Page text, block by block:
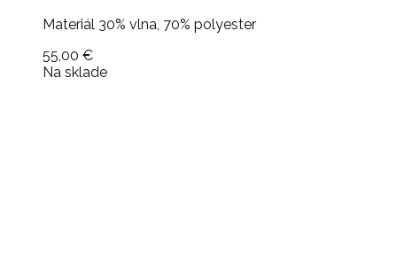
Materiál 30% vlna, 70% polyester
55,00 €
Na sklade